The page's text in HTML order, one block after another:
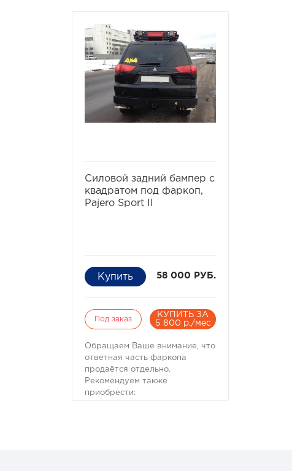
Силовой задний бампер с
квадратом под фаркоп,
Pajero Sport II
58 000 РУБ.
Под заказ
КУПИТЬ ЗА
5 800 р./мес
Обращаем Ваше внимание, что
ответная часть фаркопа
продаётся отдельно.
Рекомендуем также
приобрести: